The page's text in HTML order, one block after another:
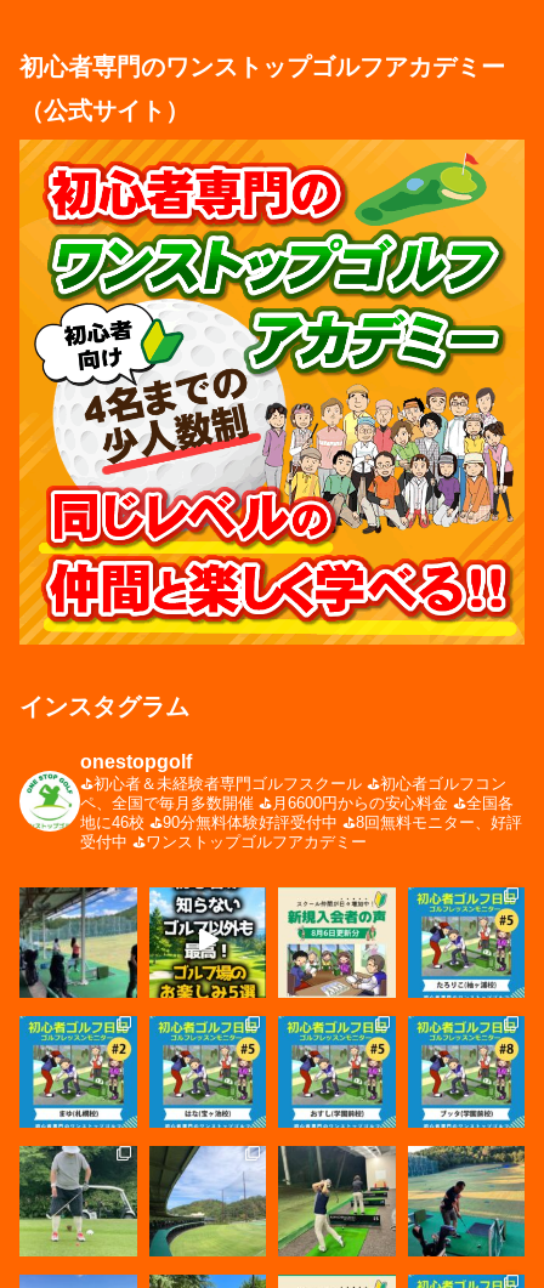
初心者専門のワンストップゴルフアカデミー
（公式サイト）
インスタグラム
onestopgolf
⛳️初心者＆未経験者専門ゴルフスクール ⛳️初心者ゴルフコン
ペ、全国で毎月多数開催 ⛳️月6600円からの安心料金 ⛳️全国各
地に46校 ⛳️90分無料体験好評受付中 ⛳️8回無料モニター、好評
受付中 ⛳️ワンストップゴルフアカデミー